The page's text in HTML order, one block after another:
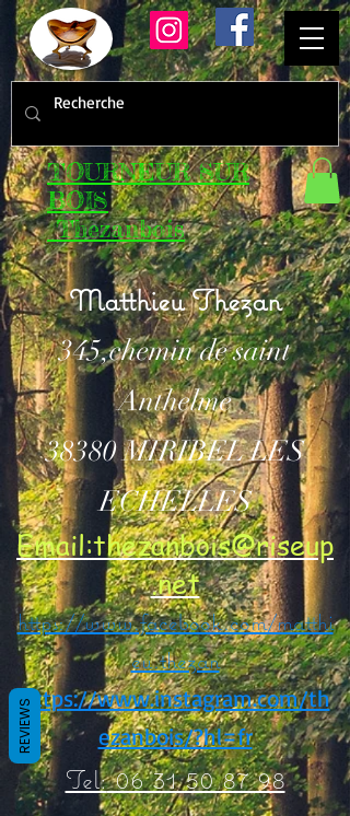
TOURNEUR SUR
BOIS
Thezanbois
Matthieu Thezan
345,chemin de saint
Anthelme
38380 MIRIBEL LES
ECHELLES
Email:thezanbois@riseup
.net
https://www.facebook.com/matthi
eu.thezan
https://www.instagram.com/th
ezanbois/?hl=fr
Tel:06 31 50 87 98
REVIEWS